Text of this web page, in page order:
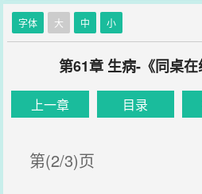
字体 大 中 小
第61章 生病-《同桌在
上一章 目录
第(2/3)页